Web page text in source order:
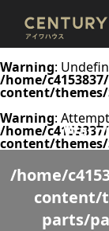
Warning:
/home/
content/themes/
Warning:
/home/
content/themes/
/home/
content/
parts/